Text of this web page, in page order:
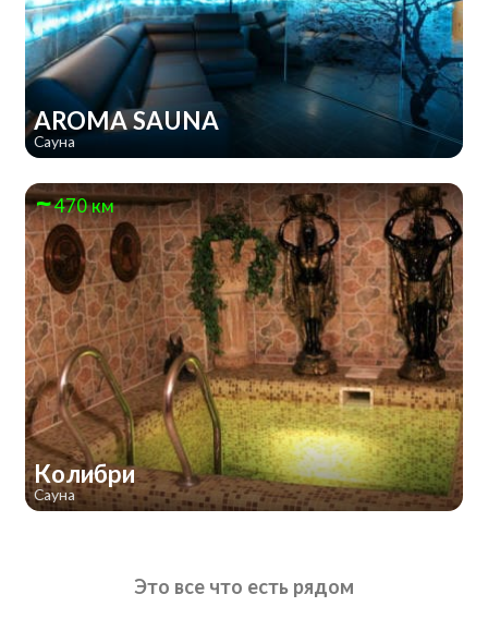
AROMA SAUNA
Сауна
470 км
Колибри
Сауна
Это все что есть рядом